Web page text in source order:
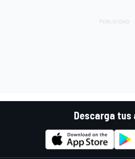
Descarga tus